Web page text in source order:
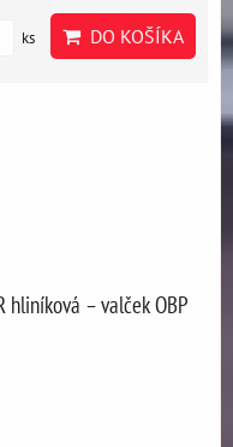
ks DO KOŠÍKA
hliníková – valček OBP